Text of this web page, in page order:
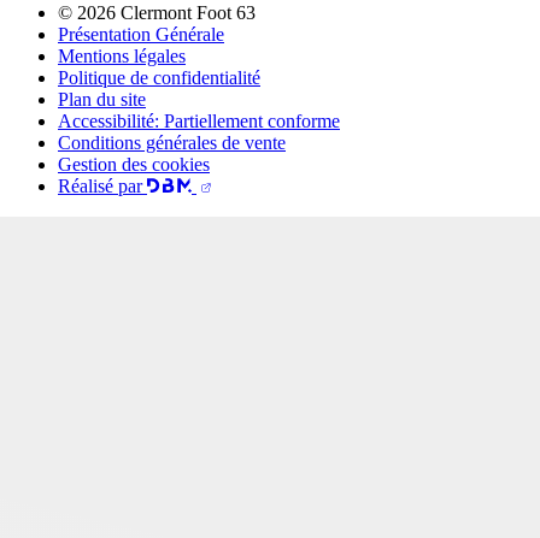
© 2026 Clermont Foot 63
Présentation Générale
Mentions légales
Politique de confidentialité
Plan du site
Accessibilité: Partiellement conforme
Conditions générales de vente
Gestion des cookies
Réalisé par